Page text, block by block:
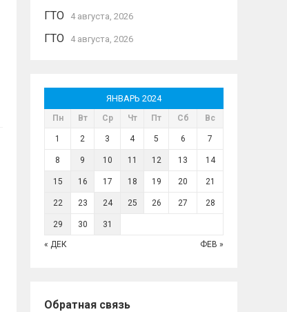
ГТО 4 августа, 2026
ГТО 4 августа, 2026
ЯНВАРЬ 2024
Пн Вт Ср Чт Пт Сб Вс
1 2 3 4 5 6 7
8 9 10 11 12 13 14
15 16 17 18 19 20 21
22 23 24 25 26 27 28
29 30 31
« ДЕК ФЕВ »
Обратная связь